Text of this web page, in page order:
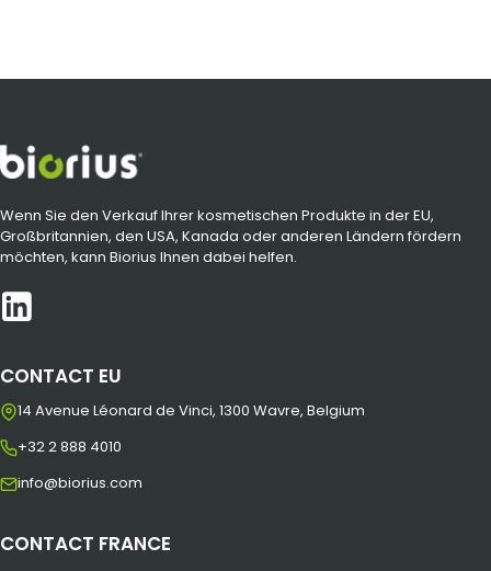
Wenn Sie den Verkauf Ihrer kosmetischen Produkte in der EU,
Großbritannien, den USA, Kanada oder anderen Ländern fördern
möchten, kann Biorius Ihnen dabei helfen.
CONTACT EU
14 Avenue Léonard de Vinci, 1300 Wavre, Belgium
+32 2 888 4010
info@biorius.com
CONTACT FRANCE